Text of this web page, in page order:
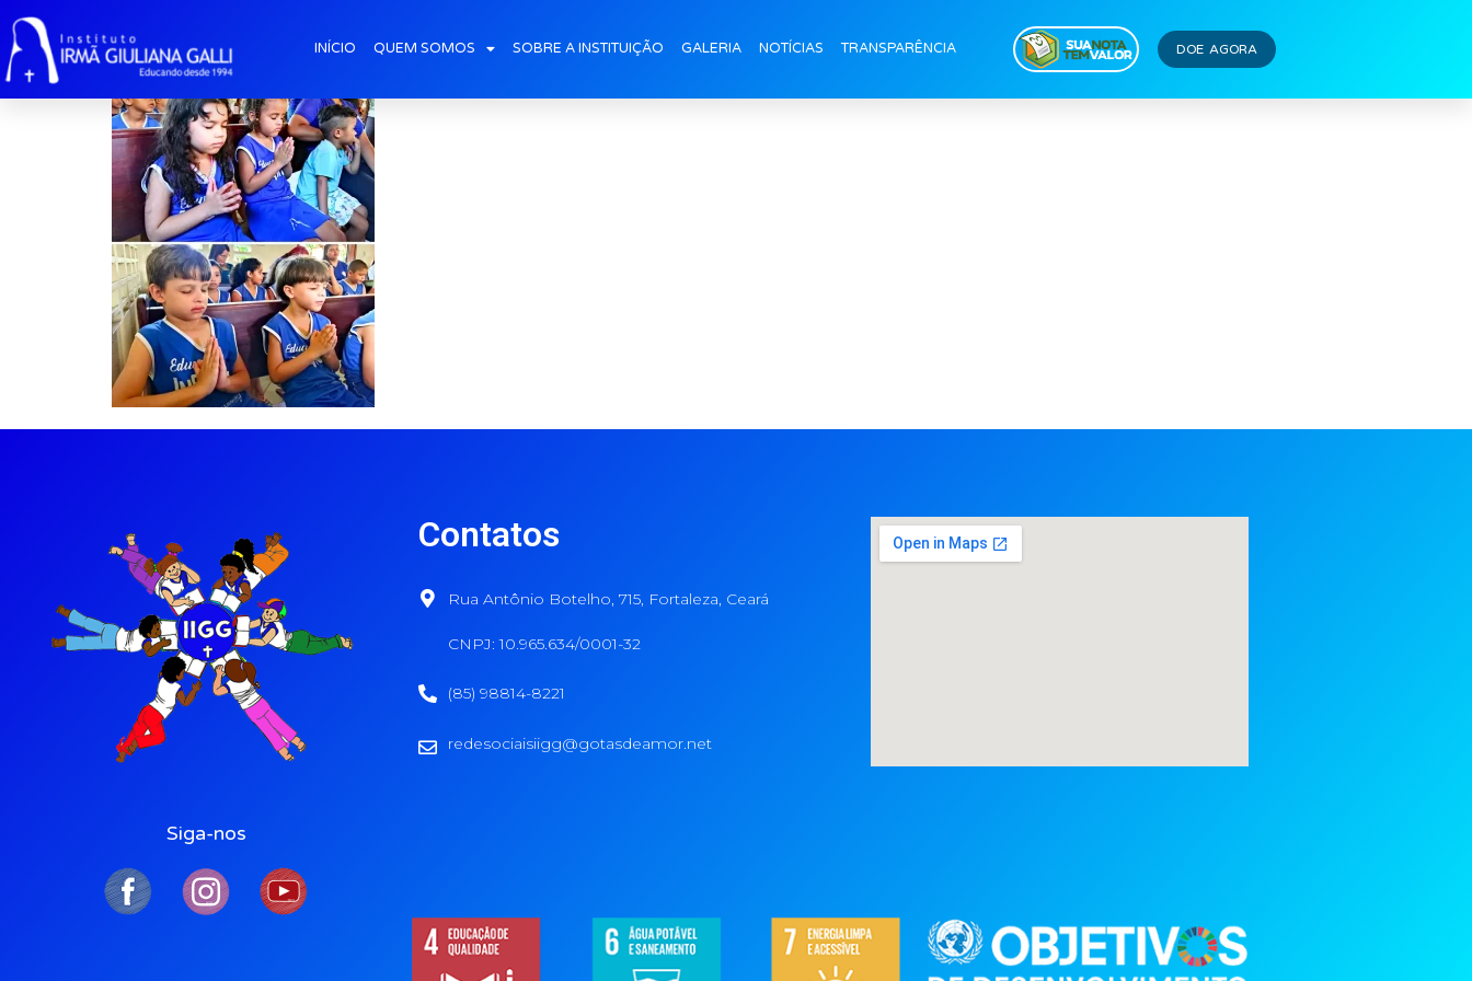
INÍCIO QUEM SOMOS SOBRE A INSTITUIÇÃO GALERIA NOTÍCIAS TRANSPARÊNCIA DOE AGORA
galeria2025-dez_Missa-em-Memoria-capa
Siga-nos
Contatos
Rua Antônio Botelho, 715, Fortaleza, Ceará
CNPJ: 10.965.634/0001-32
(85) 98814-8221
redesociaisiigg@gotasdeamor.net